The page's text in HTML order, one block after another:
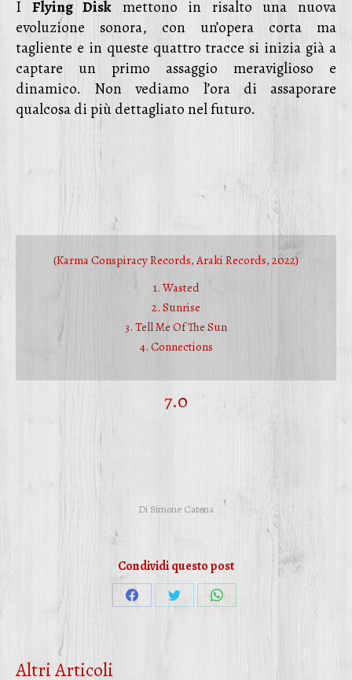
I Flying Disk mettono in risalto una nuova
evoluzione sonora, con un’opera corta ma
tagliente e in queste quattro tracce si inizia già a
captare un primo assaggio meraviglioso e
dinamico. Non vediamo l’ora di assaporare
qualcosa di più dettagliato nel futuro.
(Karma Conspiracy Records, Araki Records, 2022)
1. Wasted
2. Sunrise
3. Tell Me Of The Sun
4. Connections
7.0
Di Simone Catena
Condividi questo post
CondividiCondividiCondividi
Altri Articoli